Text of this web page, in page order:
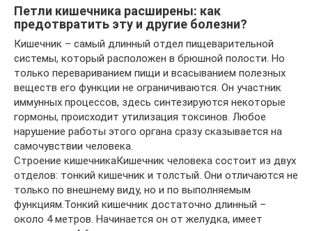
Петли кишечника расширены: как
предотвратить эту и другие болезни?
Кишечник – самый длинный отдел пищеварительной
системы, который расположен в брюшной полости. Но
только перевариванием пищи и всасыванием полезных
веществ его функции не ограничиваются. Он участник
иммунных процессов, здесь синтезируются некоторые
гормоны, происходит утилизация токсинов. Любое
нарушение работы этого органа сразу сказывается на
самочувствии человека.
Строение кишечникаКишечник человека состоит из двух
отделов: тонкий кишечник и толстый. Они отличаются не
только по внешнему виду, но и по выполняемым
функциям.Тонкий кишечник достаточно длинный –
около 4 метров. Начинается он от желудка, имеет